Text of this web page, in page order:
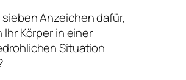
Anzeichen dafür,
Körper in einer
Situation